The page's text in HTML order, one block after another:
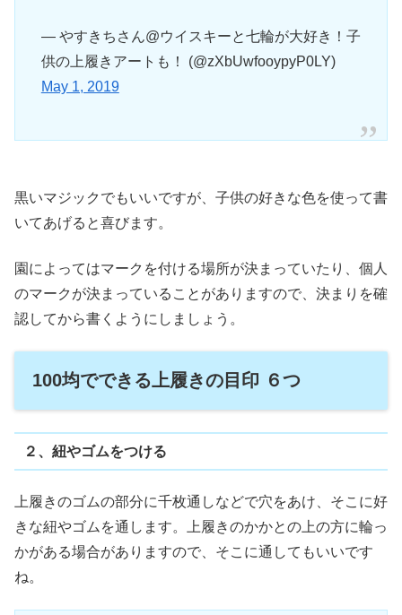
— やすきちさん@ウイスキーと七輪が大好き！子
供の上履きアートも！ (@zXbUwfooypyP0LY)
May 1, 2019
黒いマジックでもいいですが、子供の好きな色を使って書
いてあげると喜びます。
園によってはマークを付ける場所が決まっていたり、個人
のマークが決まっていることがありますので、決まりを確
認してから書くようにしましょう。
100均でできる上履きの目印 ６つ
２、紐やゴムをつける
上履きのゴムの部分に千枚通しなどで穴をあけ、そこに好
きな紐やゴムを通します。上履きのかかとの上の方に輪っ
かがある場合がありますので、そこに通してもいいです
ね。